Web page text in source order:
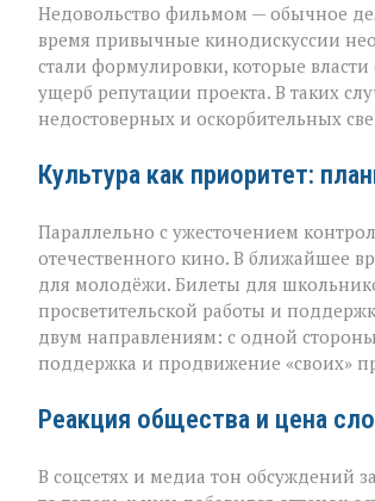
Недовольство фильмом — обычное
время привычные кинодискуссии
стали формулировки, которые
ущерб репутации проекта. В таких
недостоверных и оскорбительных
Культура как приоритет:
Параллельно с ужесточением
отечественного кино. В ближайшее
для молодёжи. Билеты для
просветительской работы и
двум направлениям: с одной
поддержка и продвижение «своих»
Реакция общества и цена
В соцсетях и медиа тон обсуждений